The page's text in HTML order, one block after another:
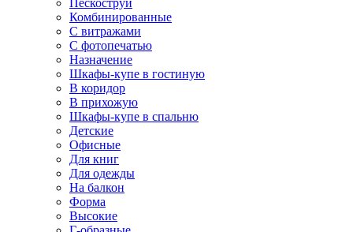
Пескоструй
Комбинированные
С витражами
С фотопечатью
Назначение
Шкафы-купе в гостиную
В коридор
В прихожую
Шкафы-купе в спальню
Детские
Офисные
Для книг
Для одежды
На балкон
Форма
Высокие